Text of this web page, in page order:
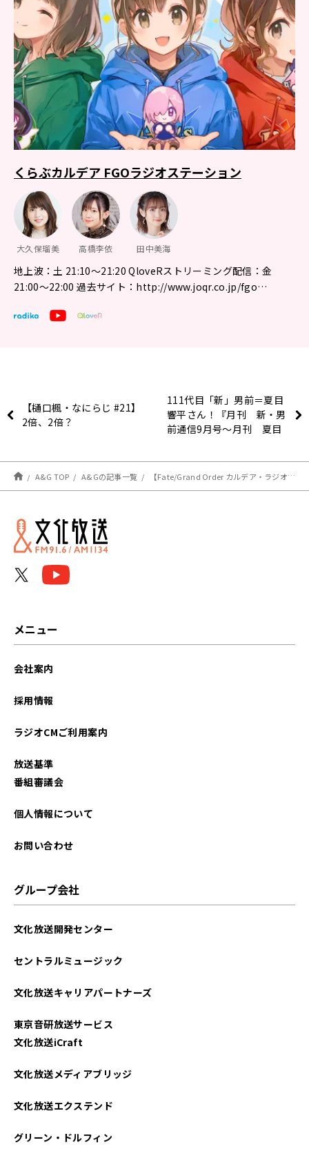
くらぶカルデア FGOラジオステーション
大久保瑠美 高橋李依 田中美海
地上波：土 21:10～21:20 QloveRストリーミング配信：金
21:00〜22:00 過去サイト：http://www.joqr.co.jp/fgo…
【樋口楓・なにらじ #21】
2倍、2倍？
111代目「新」男前＝夏目
響平さん！『月刊 新・男
前通信9月号～月刊 夏目
A&G TOP A&Gの記事一覧 【Fate/Grand Order カルデア・ラジオ局 Plus】超!A&G+版 第282回 放送レポート
メニュー
会社案内
採用情報
ラジオCMご利用案内
放送基準
番組審議会
個人情報について
お問い合わせ
グループ会社
文化放送開発センター
セントラルミュージック
文化放送キャリアパートナーズ
東京音研放送サービス
文化放送iCraft
文化放送メディアブリッジ
文化放送エクステンド
グリーン・ドルフィン